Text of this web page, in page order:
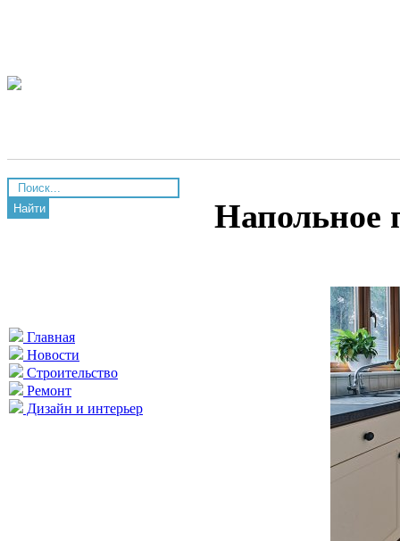
Найти
Главная
Новости
Строительство
Ремонт
Дизайн и интерьер
Напольное